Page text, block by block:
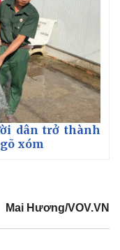
dân trở thành
xóm
Mai Hương/VOV.VN